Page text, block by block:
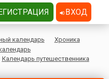
календарь
Хроника
Календарь путешественника
ВХОД